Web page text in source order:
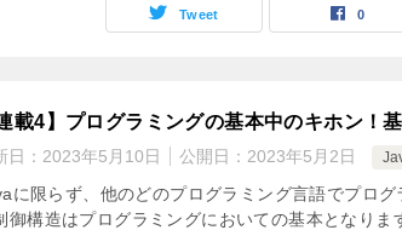
Tweet 0
連載4】プログラミングの基本中のキホン！
日： 2023年5月10日 公開日： 2023年5月2日
に限らず、他のどのプログラミング言語でプロ
御構造はプログラミングにおいての基本となりま